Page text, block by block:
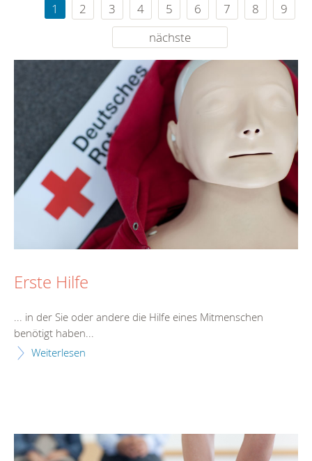
1 2 3 4 5 6 7 8
9
nächste
Erste Hilfe
... in der Sie oder andere die Hilfe eines Mitmenschen
benötigt haben...
Weiterlesen